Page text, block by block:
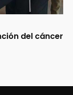
del cáncer